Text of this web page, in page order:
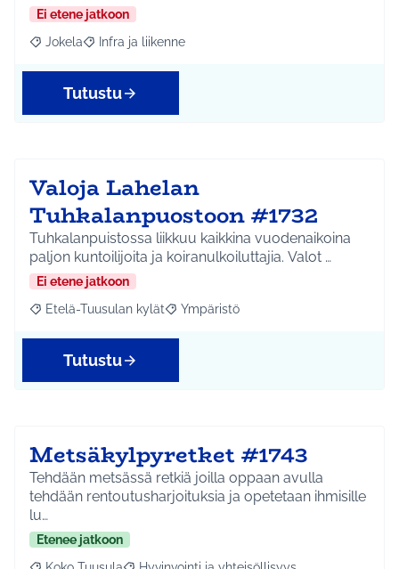
Ei etene jatkoon
Rajaa tulokset aihepiirin mukaan: Jokela
Jokela Rajaa tulokset teeman mukaan: Infra ja liikenne
Infra ja liikenne
Tutustu
Valoja Lahelan
Tuhkalanpuostoon #1732
Tuhkalanpuistossa liikkuu kaikkina vuodenaikoina
paljon kuntoilijoita ja koiranulkoiluttajia. Valot …
Ei etene jatkoon
Rajaa tulokset aihepiirin mukaan: Etelä-Tuusulan kylät
Etelä-Tuusulan kylät Rajaa tulokset teeman mukaan:
Ympäristö
Tutustu
Metsäkylpyretket #1743
Tehdään metsässä retkiä joilla oppaan avulla
tehdään rentoutusharjoituksia ja opetetaan ihmisille
lu…
Etenee jatkoon